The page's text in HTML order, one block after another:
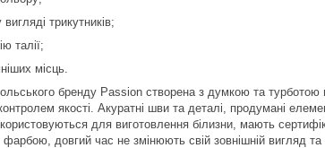
трикутників;
талії;
місць.
бренду Passion створена з думкою та
якості. Акуратні шви та деталі, продумані
для виготовлення білизни, мають
фарбою, довгий час не змінюють свій зовнішній вигляд та